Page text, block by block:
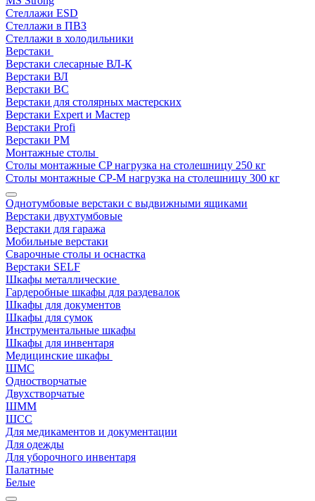
Стеллажи ESD
Стеллажи в ПВЗ
Стеллажи в холодильники
Верстаки
Верстаки слесарные ВЛ-К
Верстаки ВЛ
Верстаки ВС
Верстаки для столярных мастерских
Верстаки Expert и Мастер
Верстаки Profi
Верстаки РМ
Монтажные столы
Столы монтажные СP нагрузка на столешницу 250 кг
Столы монтажные СР-М нагрузка на столешницу 300 кг
Однотумбовые верстаки с выдвижными ящиками
Верстаки двухтумбовые
Верстаки для гаража
Мобильные верстаки
Сварочные столы и оснастка
Верстаки SELF
Шкафы металлические
Гардеробные шкафы для раздевалок
Шкафы для документов
Шкафы для сумок
Инструментальные шкафы
Шкафы для инвентаря
Медицинские шкафы
ШМС
Одностворчатые
Двухстворчатые
ШММ
ШСС
Для медикаментов и документации
Для одежды
Для уборочного инвентаря
Палатные
Белые